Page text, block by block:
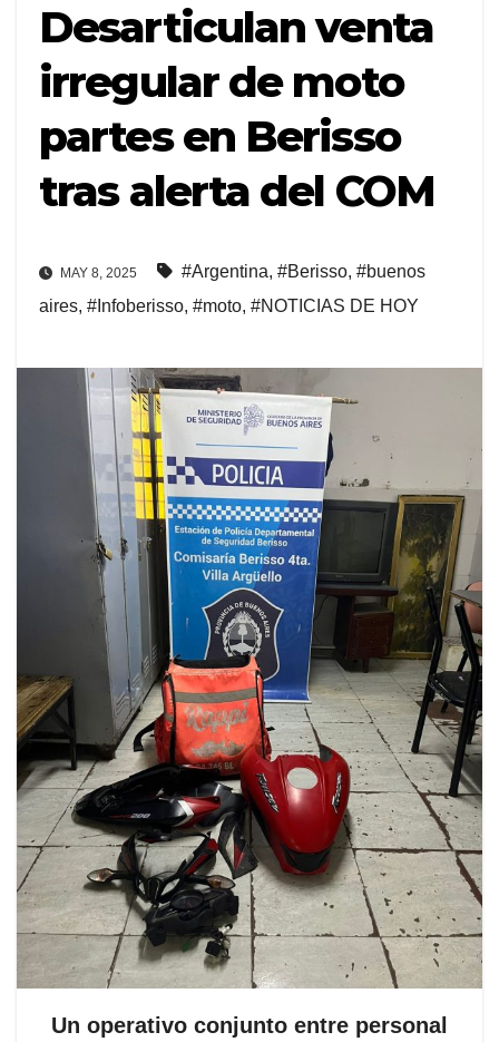
Desarticulan venta
irregular de moto
partes en Berisso
tras alerta del COM
MAY 8, 2025 #Argentina, #Berisso, #buenos
aires, #Infoberisso, #moto, #NOTICIAS DE HOY
Un operativo conjunto entre personal